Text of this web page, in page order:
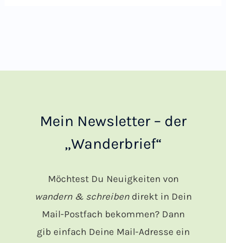
Mein Newsletter – der
„Wanderbrief“
Möchtest Du Neuigkeiten von
wandern & schreibendirekt in Dein
Mail-Postfach bekommen? Dann
gib einfach Deine Mail-Adresse ein